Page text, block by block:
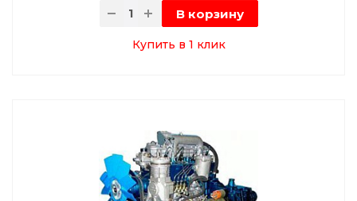
В корзину
Купить в 1 клик